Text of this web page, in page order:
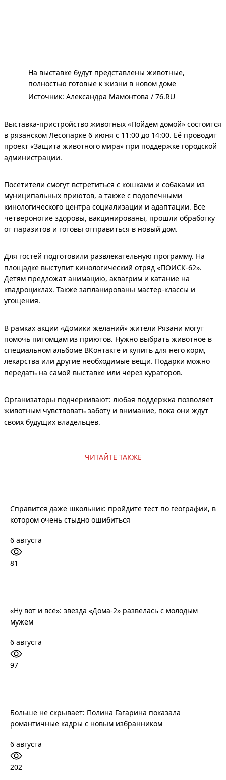
На выставке будут представлены животные,
полностью готовые к жизни в новом доме
Источник: Александра Мамонтова / 76.RU
Выставка-пристройство животных «Пойдем домой» состоится
в рязанском Лесопарке 6 июня с 11:00 до 14:00. Её проводит
проект «Защита животного мира» при поддержке городской
администрации.
Посетители смогут встретиться с кошками и собаками из
муниципальных приютов, а также с подопечными
кинологического центра социализации и адаптации. Все
четвероногие здоровы, вакцинированы, прошли обработку
от паразитов и готовы отправиться в новый дом.
Для гостей подготовили развлекательную программу. На
площадке выступит кинологический отряд «ПОИСК-62».
Детям предложат анимацию, аквагрим и катание на
квадроциклах. Также запланированы мастер-классы и
угощения.
В рамках акции «Домики желаний» жители Рязани могут
помочь питомцам из приютов. Нужно выбрать животное в
специальном альбоме ВКонтакте и купить для него корм,
лекарства или другие необходимые вещи. Подарки можно
передать на самой выставке или через кураторов.
Организаторы подчёркивают: любая поддержка позволяет
животным чувствовать заботу и внимание, пока они ждут
своих будущих владельцев.
ЧИТАЙТЕ ТАКЖЕ
Справится даже школьник: пройдите тест по географии, в
котором очень стыдно ошибиться
6 августа
81
«Ну вот и всё»: звезда «Дома-2» развелась с молодым
мужем
6 августа
97
Больше не скрывает: Полина Гагарина показала
романтичные кадры с новым избранником
6 августа
202